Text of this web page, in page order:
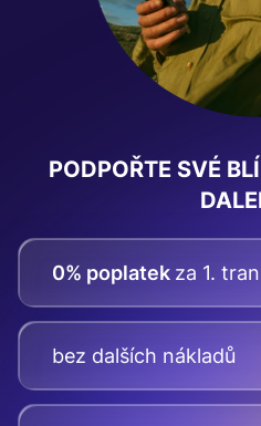
PODPOŘTE SVÉ
0% poplatek za 1.
bez dalších nákladů